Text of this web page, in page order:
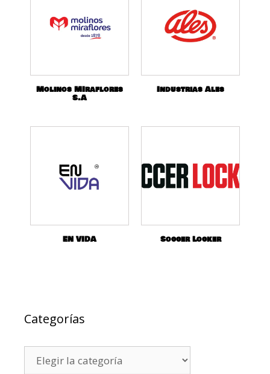
Molinos MIraflores
S.A
Industrias Ales
EN VIDA Soccer Locker
Categorías